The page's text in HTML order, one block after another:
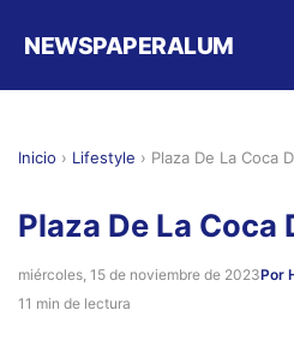
NEWSPAPERALUM
Inicio › Lifestyle › Plaza De La Coca
Plaza De La Coca
miércoles, 15 de noviembre de 2023Por
11 min de lectura